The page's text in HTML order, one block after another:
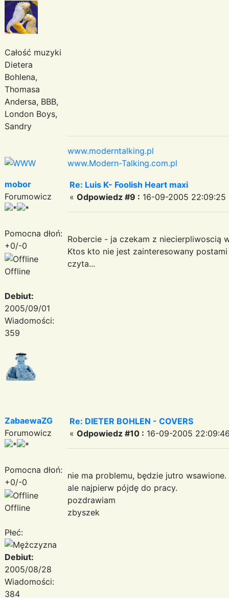
Całość muzyki
Dietera
Bohlena,
Thomasa
Andersa, BBB,
London Boys,
Sandry
www.moderntalking.pl
www.Modern-Talking.com.pl
mobor
Forumowicz
Pomocna dłoń:
+0/-0
Offline
Debiut:
2005/09/01
Wiadomości:
359
Re: Luis K- Foolish Heart maxi
« Odpowiedz #9 : 16-09-2005 22:09:25
Robercie - ja czekam z niecierpliwoscią
Ktos kto nie jest zainteresowany
czyta...
ZabaewaZG
Forumowicz
Pomocna dłoń:
+0/-0
Offline
Płeć:
Debiut:
2005/08/28
Wiadomości:
384
Re: DIETER BOHLEN - COVERS
« Odpowiedz #10 : 16-09-2005
nie ma problemu, będzie jutro wsawione.
ale najpierw pójdę do pracy.
pozdrawiam
zbyszek